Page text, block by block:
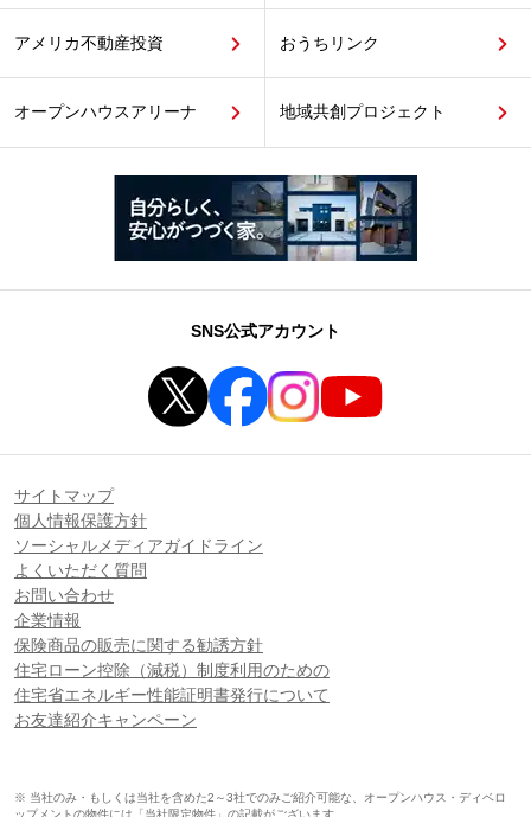
アメリカ不動産投資 おうちリンク
オープンハウスアリーナ 地域共創プロジェクト
SNS公式アカウント
サイトマップ
個人情報保護方針
ソーシャルメディアガイドライン
よくいただく質問
お問い合わせ
企業情報
保険商品の販売に関する勧誘方針
住宅ローン控除（減税）制度利用のための
住宅省エネルギー性能証明書発行について
お友達紹介キャンペーン
※ 当社のみ・もしくは当社を含めた2～3社でのみご紹介可能な、オープンハウス・ディベロ
ップメントの物件には「当社限定物件」の記載がございます。